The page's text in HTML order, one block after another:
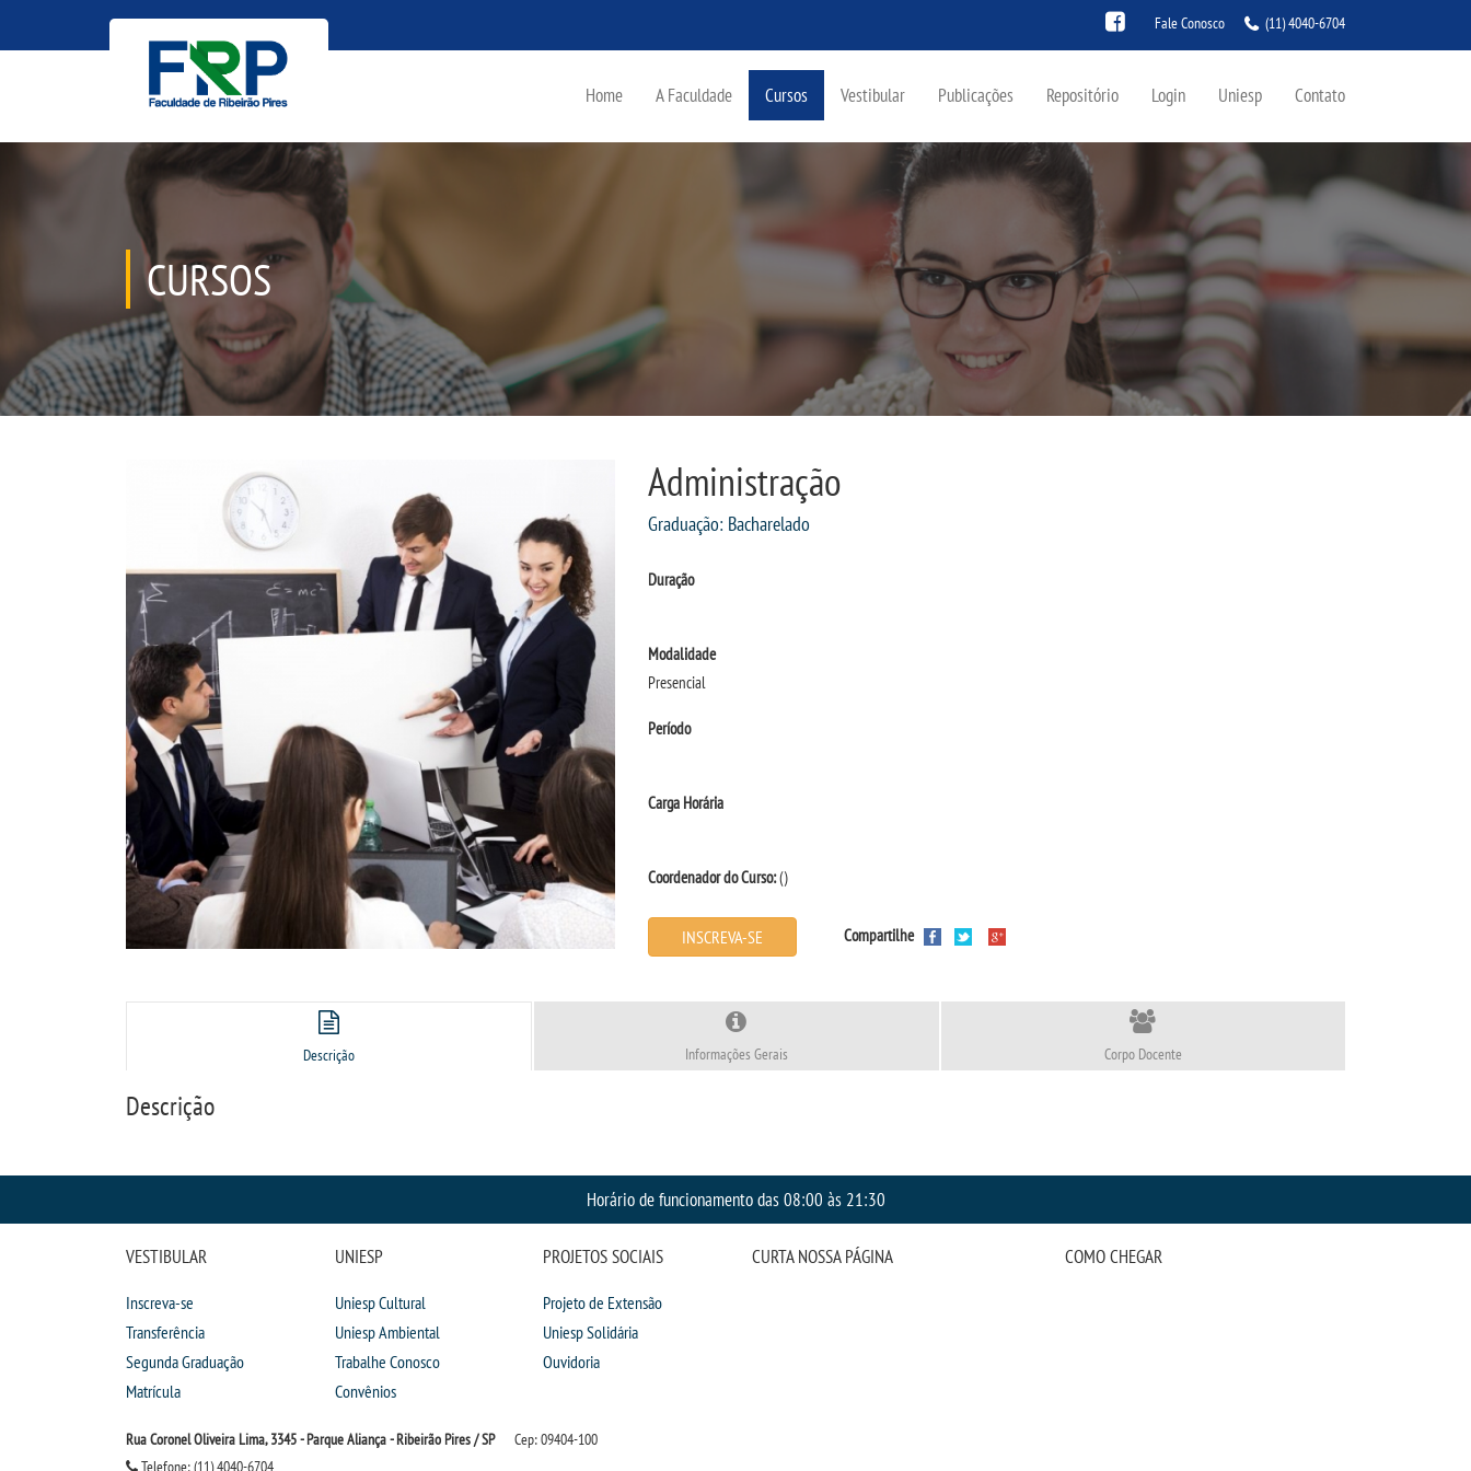
Fale Conosco (11) 4040-6704
Home A Faculdade Cursos Vestibular Publicações Repositório Login Uniesp Contato
CURSOS
Administração
Graduação: Bacharelado
Duração
Modalidade
Presencial
Período
Carga Horária
Coordenador do Curso:()
INSCREVA-SE Compartilhe
Descrição Informações Gerais Corpo Docente
Descrição
Horário de funcionamento das 08:00 às 21:30
VESTIBULAR
Inscreva-se
Transferência
Segunda Graduação
Matrícula
UNIESP
Uniesp Cultural
Uniesp Ambiental
Trabalhe Conosco
Convênios
PROJETOS SOCIAIS
Projeto de Extensão
Uniesp Solidária
Ouvidoria
Rua Coronel Oliveira Lima, 3345 - Parque Aliança - Ribeirão Pires / SP
Cep: 09404-100
Telefone: (11) 4040-6704
CURTA NOSSA PÁGINA COMO CHEGAR